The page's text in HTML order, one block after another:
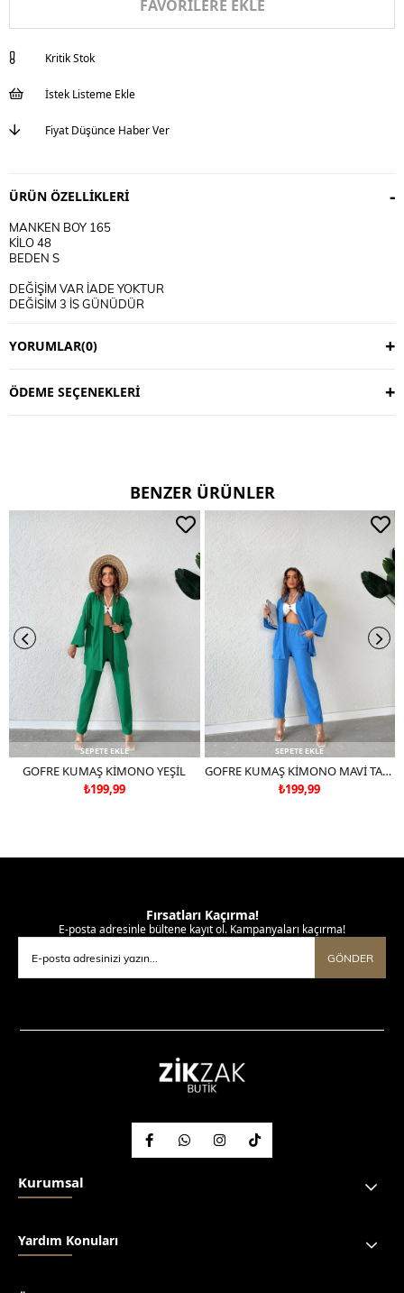
FAVORILERE EKLE
Kritik Stok
İstek Listeme Ekle
Fiyat Düşünce Haber Ver
ÜRÜN ÖZELLIKLERI
MANKEN BOY 165
KİLO 48
BEDEN S
DEĞİŞİM VAR İADE YOKTUR
DEĞİŞİM 3 İŞ GÜNÜDÜR
KULLANIM TALİMATI
CİFT RENKLİ ÜRÜNLERDE YIKAMA MENDİLİ KULLANINIZ
YORUMLAR(0)
ÖDEME SEÇENEKLERI
BENZER ÜRÜNLER
SEPETE EKLE
GOFRE KUMAŞ KİMONO YEŞİL
₺199,99
SEPETE EKLE
GOFRE KUMAŞ KİMONO MAVİ TAKIM DEĞİLDİR
₺199,99
Fırsatları Kaçırma!
E-posta adresinle bültene kayıt ol. Kampanyaları kaçırma!
GÖNDER
Kurumsal
Yardım Konuları